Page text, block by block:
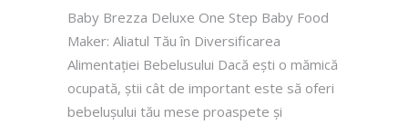
Baby Brezza Deluxe One Step Baby Food
Maker: Aliatul Tău în Diversificarea
Alimentației Bebelusului Dacă ești o mămică
ocupată, știi cât de important este să oferi
bebelușului tău mese proaspete și